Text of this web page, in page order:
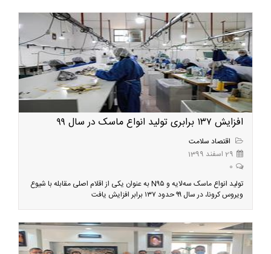
افزایش ۱۳۷ برابری تولید انواع ماسک در سال ۹۹
اقتصاد سلامت
29 اسفند 1399
0
تولید انواع ماسک سه‌لایه و N۹۵ به عنوان یکی از اقلام اصلی مقابله با شیوع
ویروس کرونا، در سال ۹۹ حدود ۱۳۷ برابر افزایش یافت